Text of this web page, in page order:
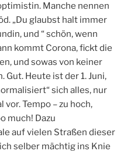
Manche nennen
„Du glaubst halt immer
und “ schön, wenn
kommt Corona, fickt die
und sowas von keiner
Heute ist der 1. Juni,
sich alles, nur
Tempo – zu hoch,
much! Dazu
auf vielen Straßen dieser
selber mächtig ins Knie